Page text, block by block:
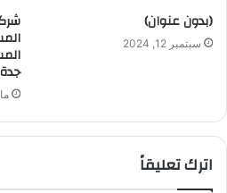
(بدون عنوان)
سبتمبر 12, 2024
جدة566621310
مايو
اترك تعليقاً